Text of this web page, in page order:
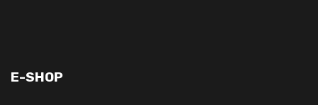
E-SHOP